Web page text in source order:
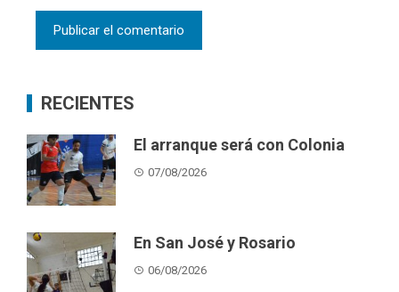
RECIENTES
El arranque será con Colonia
07/08/2026
En San José y Rosario
06/08/2026